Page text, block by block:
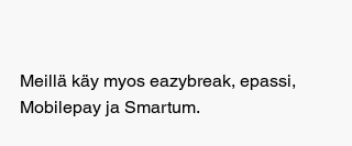
Meillä käy myos eazybreak, epassi,
Mobilepay ja Smartum.